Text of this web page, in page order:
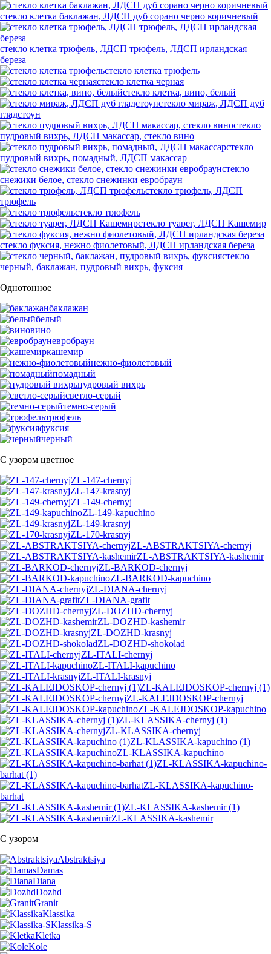
стекло клетка баклажан, ЛДСП дуб сорано черно коричневый
стекло клетка трюфель, ЛДСП трюфель, ЛДСП ирландская
береза
стекло клетка трюфель
стекло клетка черная
стекло клетка, вино, белый
стекло мираж, ЛДСП дуб
гладстоун
стекло
пудровый вихрь, ЛДСП макассар, стекло вино
стекло
пудровый вихрь, помадный, ЛДСП макассар
стекло
снежики белое, стекло снежинки евробраун
стекло трюфель, ЛДСП
трюфель
стекло трюфель
стекло туарег, ЛДСП Кашемир
стекло фуксия, нежно фиолетовый, ЛДСП ирландская береза
стекло
черный, баклажан, пудровый вихрь, фуксия
Однотонное
баклажан
белый
вино
евробраун
кашемир
нежно-фиолетовый
помадный
пудровый вихрь
светло-серый
темно-серый
трюфель
фуксия
черный
С узором цветное
ZL-147-chernyj
ZL-147-krasnyj
ZL-149-chernyj
ZL-149-kapuchino
ZL-149-krasnyj
ZL-170-krasnyj
ZL-ABSTRAKTSIYA-chernyj
ZL-ABSTRAKTSIYA-kashemir
ZL-BARKOD-chernyj
ZL-BARKOD-kapuchino
ZL-DIANA-chernyj
ZL-DIANA-grafit
ZL-DOZHD-chernyj
ZL-DOZHD-kashemir
ZL-DOZHD-krasnyj
ZL-DOZHD-shokolad
ZL-ITALI-chernyj
ZL-ITALI-kapuchino
ZL-ITALI-krasnyj
ZL-KALEJDOSKOP-chernyj (1)
ZL-KALEJDOSKOP-chernyj
ZL-KALEJDOSKOP-kapuchino
ZL-KLASSIKA-chernyj (1)
ZL-KLASSIKA-chernyj
ZL-KLASSIKA-kapuchino (1)
ZL-KLASSIKA-kapuchino
ZL-KLASSIKA-kapuchino-
barhat (1)
ZL-KLASSIKA-kapuchino-
barhat
ZL-KLASSIKA-kashemir (1)
ZL-KLASSIKA-kashemir
С узором
Abstraktsiya
Damas
Diana
Dozhd
Granit
Klassika
Klassika-S
Kletka
Kole